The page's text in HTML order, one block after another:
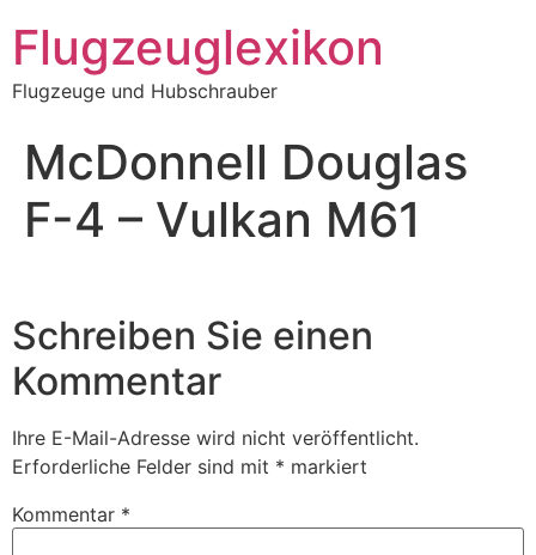
Inhalt
springen
Flugzeuglexikon
Flugzeuge und Hubschrauber
McDonnell Douglas
F-4 – Vulkan M61
Schreiben Sie einen
Kommentar
Ihre E-Mail-Adresse wird nicht veröffentlicht.
Erforderliche Felder sind mit * markiert
Kommentar *